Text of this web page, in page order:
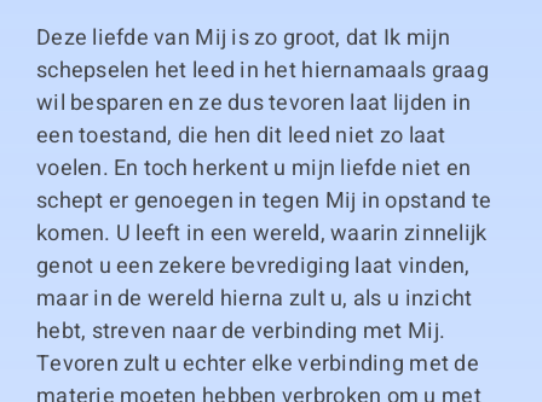
Deze liefde van Mij is zo groot, dat Ik mijn
schepselen het leed in het hiernamaals graag
wil besparen en ze dus tevoren laat lijden in
een toestand, die hen dit leed niet zo laat
voelen. En toch herkent u mijn liefde niet en
schept er genoegen in tegen Mij in opstand te
komen. U leeft in een wereld, waarin zinnelijk
genot u een zekere bevrediging laat vinden,
maar in de wereld hierna zult u, als u inzicht
hebt, streven naar de verbinding met Mij.
Tevoren zult u echter elke verbinding met de